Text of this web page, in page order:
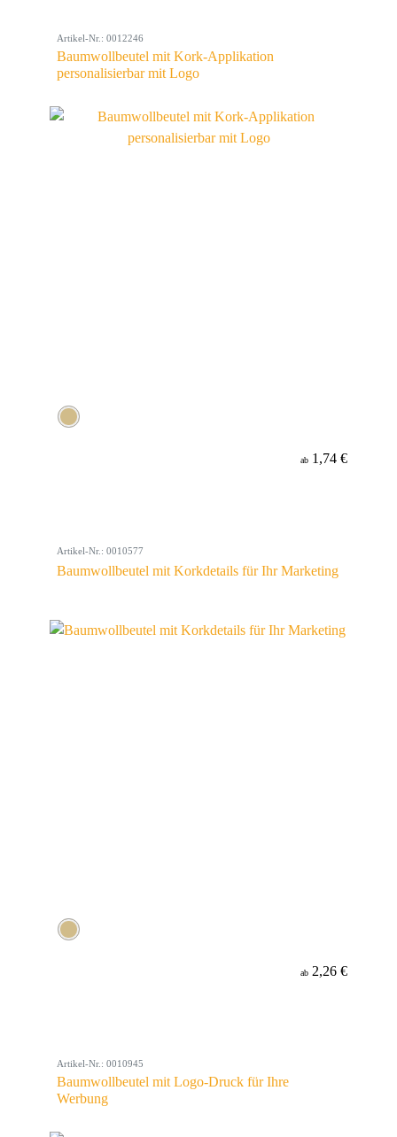
Artikel-Nr.: 0012246
Baumwollbeutel mit Kork-Applikation
personalisierbar mit Logo
ab 1,74 €
Artikel-Nr.: 0010577
Baumwollbeutel mit Korkdetails für Ihr Marketing
ab 2,26 €
Artikel-Nr.: 0010945
Baumwollbeutel mit Logo-Druck für Ihre
Werbung